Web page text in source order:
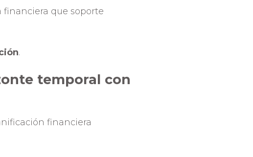
financiera que soporte
.
temporal con
financiera